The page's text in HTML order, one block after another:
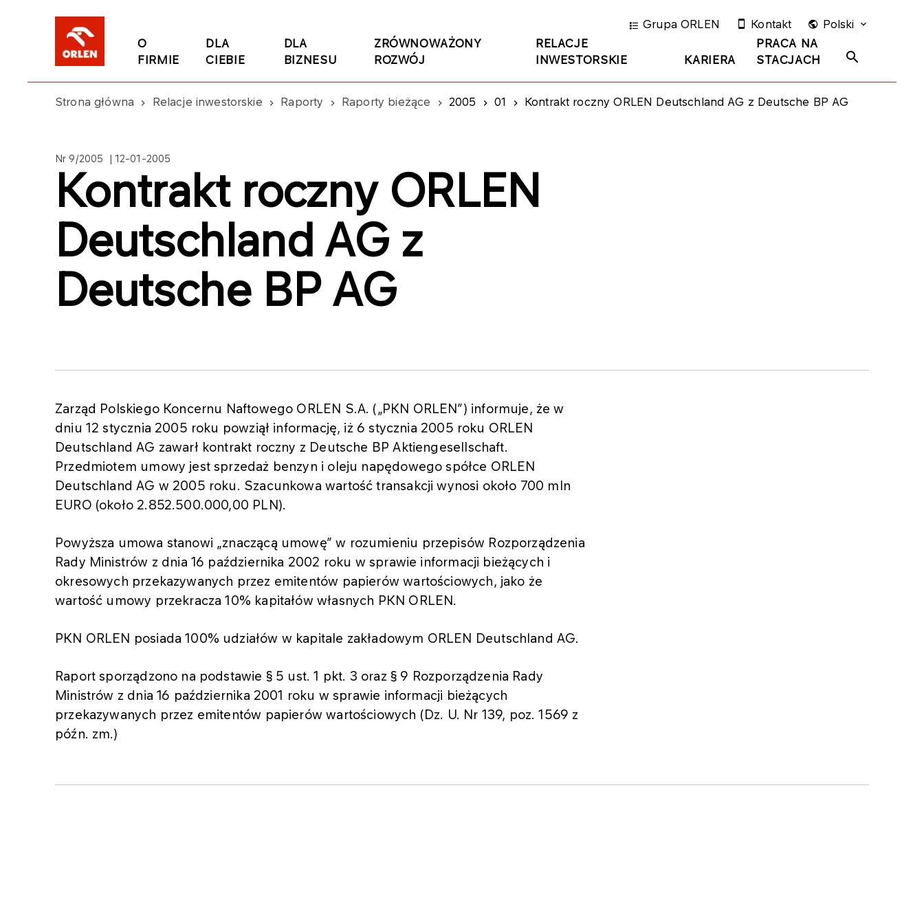
O
FIRMIE
DLA
CIEBIE
DLA
BIZNESU
ZRÓWNOWAŻONY
ROZWÓJ
RELACJE
INWESTORSKIE
KARIERA
PRACA NA
STACJACH
Grupa ORLEN Kontakt Polski
Strona główna Relacje inwestorskie Raporty Raporty bieżące 2005 01 Kontrakt roczny ORLEN Deutschland AG z Deutsche BP AG
Nr 9/2005 | 12-01-2005
Kontrakt roczny ORLEN
Deutschland AG z
Deutsche BP AG
Zarząd Polskiego Koncernu Naftowego ORLEN S.A. („PKN ORLEN”) informuje, że w
dniu 12 stycznia 2005 roku powziął informację, iż 6 stycznia 2005 roku ORLEN
Deutschland AG zawarł kontrakt roczny z Deutsche BP Aktiengesellschaft.
Przedmiotem umowy jest sprzedaż benzyn i oleju napędowego spółce ORLEN
Deutschland AG w 2005 roku. Szacunkowa wartość transakcji wynosi około 700 mln
EURO (około 2.852.500.000,00 PLN).
Powyższa umowa stanowi „znaczącą umowę” w rozumieniu przepisów Rozporządzenia
Rady Ministrów z dnia 16 października 2002 roku w sprawie informacji bieżących i
okresowych przekazywanych przez emitentów papierów wartościowych, jako że
wartość umowy przekracza 10% kapitałów własnych PKN ORLEN.
PKN ORLEN posiada 100% udziałów w kapitale zakładowym ORLEN Deutschland AG.
Raport sporządzono na podstawie § 5 ust. 1 pkt. 3 oraz § 9 Rozporządzenia Rady
Ministrów z dnia 16 października 2001 roku w sprawie informacji bieżących
przekazywanych przez emitentów papierów wartościowych (Dz. U. Nr 139, poz. 1569 z
późn. zm.)